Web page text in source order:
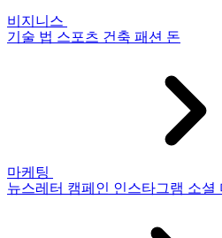
비지니스
기술 법 스포츠 건축 패션 돈
마케팅
뉴스레터 캠페인 인스타그램 소셜